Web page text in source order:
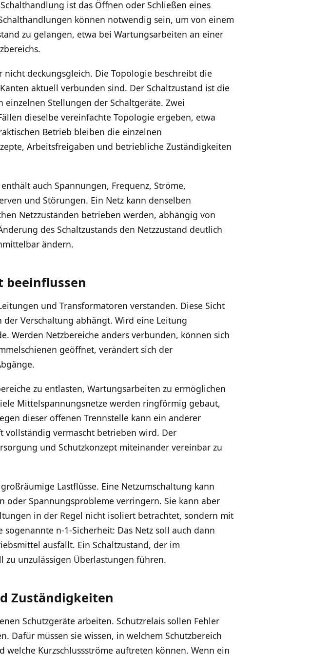
ist das Öffnen oder Schließen eines
können notwendig sein, um von einem
zu gelangen, etwa bei Wartungsarbeiten an einer
deckungsgleich. Die Topologie beschreibt die
aktuell verbunden sind. Der Schaltzustand ist die
Stellungen der Schaltgeräte. Zwei
dieselbe vereinfachte Topologie ergeben, etwa
Betrieb bleiben die einzelnen
Arbeitsfreigaben und betriebliche Zuständigkeiten
auch Spannungen, Frequenz, Ströme,
und Störungen. Ein Netz kann denselben
Netzzuständen betrieben werden, abhängig von
des Schaltzustands den Netzzustand deutlich
ändern.
beeinflussen
und Transformatoren verstanden. Diese Sicht
Verschaltung abhängt. Wird eine Leitung
Werden Netzbereiche anders verbunden, können sich
geöffnet, verändert sich der
zu entlasten, Wartungsarbeiten zu ermöglichen
Mittelspannungsnetze werden ringförmig gebaut,
dieser offenen Trennstelle kann ein anderer
vollständig vermascht betrieben wird. Der
und Schutzkonzept miteinander vereinbar zu
Lastflüsse. Eine Netzumschaltung kann
Spannungsprobleme verringern. Sie kann aber
in der Regel nicht isoliert betrachtet, sondern mit
n-1-Sicherheit: Das Netz soll auch dann
ausfällt. Ein Schaltzustand, der im
unzulässigen Überlastungen führen.
Zuständigkeiten
Schutzgeräte arbeiten. Schutzrelais sollen Fehler
Dafür müssen sie wissen, in welchem Schutzbereich
Kurzschlussströme auftreten können. Wenn ein